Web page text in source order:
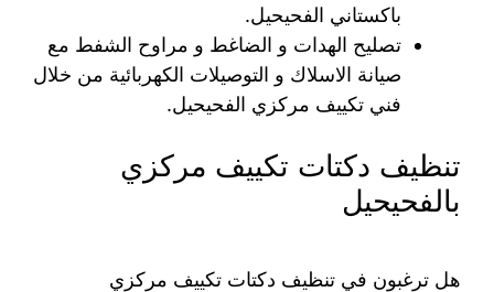
باكستاني الفحيحيل.
تصليح الهدات و الضاغط و مراوح الشفط مع
صيانة الاسلاك و التوصيلات الكهربائية من خلال
فني تكييف مركزي الفحيحيل.
تنظيف دكتات تكييف مركزي
بالفحيحيل
هل ترغبون في تنظيف دكتات تكييف مركزي